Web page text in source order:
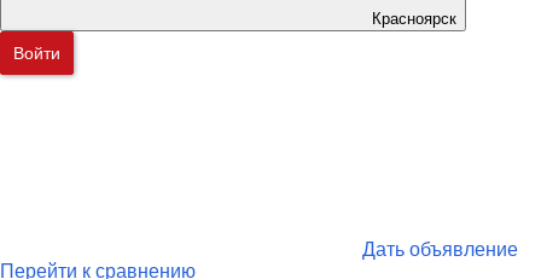
Красноярск
Войти
Дать объявление
Перейти к сравнению